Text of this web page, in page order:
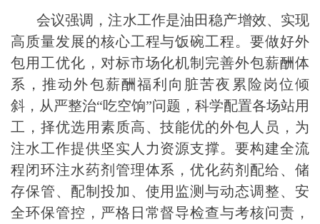
会议强调，注水工作是油田稳产增效、实现
高质量发展的核心工程与饭碗工程。要做好外
包用工优化，对标市场化机制完善外包薪酬体
系，推动外包薪酬福利向脏苦夜累险岗位倾
斜，从严整治“吃空饷”问题，科学配置各场站用
工，择优选用素质高、技能优的外包人员，为
注水工作提供坚实人力资源支撑。要构建全流
程闭环注水药剂管理体系，优化药剂配给、储
存保管、配制投加、使用监测与动态调整、安
全环保管控，严格日常督导检查与考核问责，